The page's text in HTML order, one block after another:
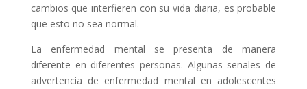
cambios que interfieren con su vida diaria, es probable
que esto no sea normal.
La enfermedad mental se presenta de manera
diferente en diferentes personas. Algunas señales de
advertencia de enfermedad mental en adolescentes